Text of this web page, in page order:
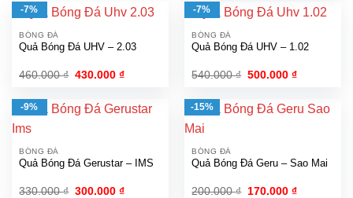
380.000 ₫.là:
350.000 ₫.
-7%
BÓNG ĐÁ
Quả Bóng Đá UHV – 2.03
460.000₫ Giá
460.000 ₫.
430.000₫Giá
là:
430.000 ₫.
-7%
BÓNG ĐÁ
Quả Bóng Đá UHV – 1.02
540.000₫ Giá
540.000 ₫.
500.000₫Giá
là:
500.000 ₫.
-9%
BÓNG ĐÁ
Quả Bóng Đá Gerustar – IMS
330.000₫ Giá
300.000₫Giá
-15%
BÓNG ĐÁ
Quả Bóng Đá Geru – Sao Mai
200.000₫ Giá
170.000₫Giá